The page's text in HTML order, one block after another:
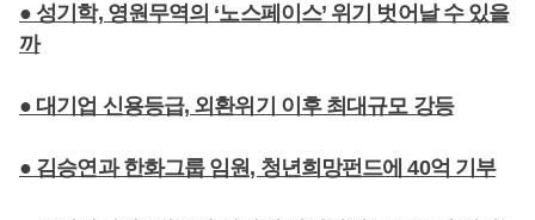
● 성기학, 영원무역의 ‘노스페이스’ 위기 벗어날 수 있을
까
● 대기업 신용등급, 외환위기 이후 최대규모 강등
● 김승연과 한화그룹 임원, 청년희망펀드에 40억 기부